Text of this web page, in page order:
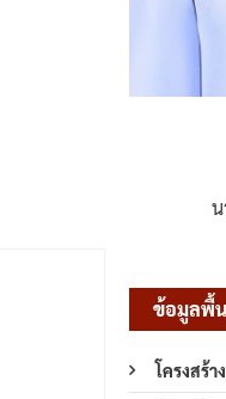
ข้อมูลพื้
โครงสร้าง